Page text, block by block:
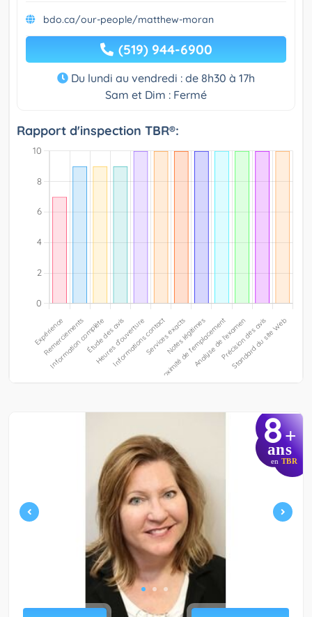
bdo.ca/our-people/matthew-moran
(519) 944-6900
Du lundi au vendredi : de 8h30 à 17h
Sam et Dim : Fermé
Rapport d'inspection TBR®:
8+
ans
en TBR